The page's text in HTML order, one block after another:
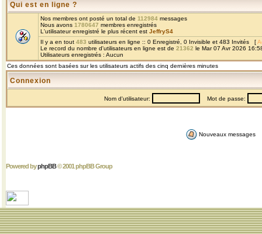
Qui est en ligne ?
Nos membres ont posté un total de 112984 messages
Nous avons 1780647 membres enregistrés
L'utilisateur enregistré le plus récent est JeffryS4
Il y a en tout 483 utilisateurs en ligne :: 0 Enregistré, 0 Invisible et 483 Invités [
Le record du nombre d'utilisateurs en ligne est de 21362 le Mar 07 Avr 2026
Utilisateurs enregistrés : Aucun
Ces données sont basées sur les utilisateurs actifs des cinq dernières minutes
Connexion
Nom d'utilisateur: Mot de passe:
Nouveaux messages
Powered byphpBB© 2001 phpBB Group